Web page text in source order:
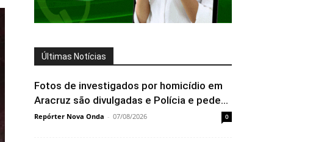
Últimas Notícias
Fotos de investigados por homicídio em
Aracruz são divulgadas e Polícia e pede...
Repórter Nova Onda - 07/08/2026 0